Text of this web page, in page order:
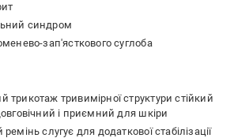
синдром
зап'ясткового суглоба
трикотаж тривимірної структури стійкий
і приємний для шкіри
слугує для додаткової стабілізації